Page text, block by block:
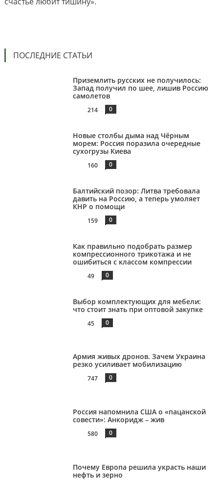
ПОСЛЕДНИЕ СТАТЬИ
Приземлить русских не получилось:
Запад получил по шее, лишив Россию
самолетов
214 0
Новые столбы дыма над Чёрным
морем: Россия поразила очередные
сухогрузы Киева
160 0
Балтийский позор: Литва требовала
давить на Россию, а теперь умоляет
КНР о помощи
159 0
Как правильно подобрать размер
компрессионного трикотажа и не
ошибиться с классом компрессии
49 0
Выбор комплектующих для мебели:
что стоит знать при оптовой закупке
45 0
Армия живых дронов. Зачем Украина
резко усиливает мобилизацию
747 0
Россия напомнила США о «пацанской
совести»: Анкоридж – жив
580 0
Почему Европа решила украсть наши
нефть и зерно